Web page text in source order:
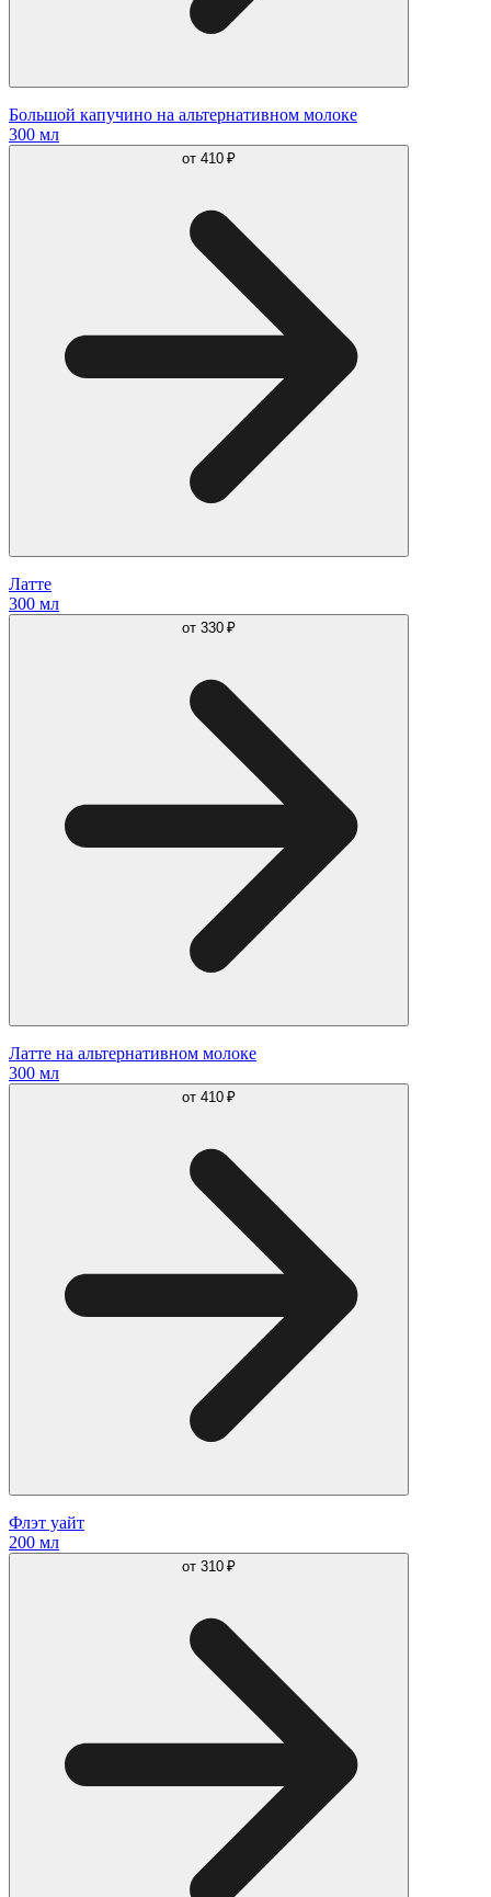
Большой капучино на альтернативном молоке
300 мл
от 410 ₽
Латте
300 мл
от 330 ₽
Латте на альтернативном молоке
300 мл
от 410 ₽
Флэт уайт
200 мл
от 310 ₽